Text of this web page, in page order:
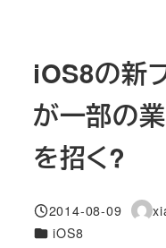
iOS8の新
が一部の
を招く?
投稿日
2014-08-09
著
カテゴリー
iOS8